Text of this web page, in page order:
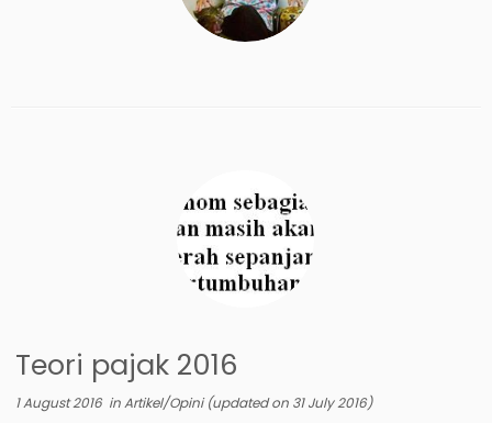
Teori pajak 2016
1 August 2016inArtikel/Opini(updated on 31 July 2016)